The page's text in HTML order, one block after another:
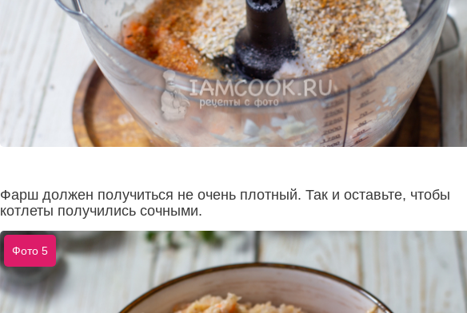
Фарш должен получиться не очень плотный. Так и оставьте, чтобы
котлеты получились сочными.
Фото 5